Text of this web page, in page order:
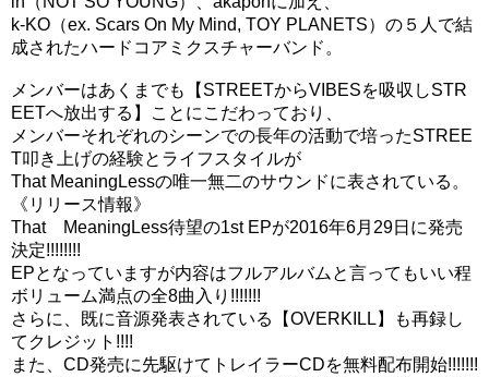
k-KO（ex. Scars On My Mind, TOY PLANETS）の５人で結
成されたハードコアミクスチャーバンド。
メンバーはあくまでも【STREETからVIBESを吸収しSTR
EETへ放出する】ことにこだわっており、
メンバーそれぞれのシーンでの長年の活動で培ったSTREE
T叩き上げの経験とライフスタイルが
That MeaningLessの唯一無二のサウンドに表されている。
《リリース情報》
That MeaningLess待望の1st EPが2016年6月29日に発売
決定!!!!!!!!
EPとなっていますが内容はフルアルバムと言ってもいい程
ボリューム満点の全8曲入り!!!!!!!
さらに、既に音源発表されている【OVERKILL】も再録し
てクレジット!!!!
また、CD発売に先駆けてトレイラーCDを無料配布開始!!!!!!!